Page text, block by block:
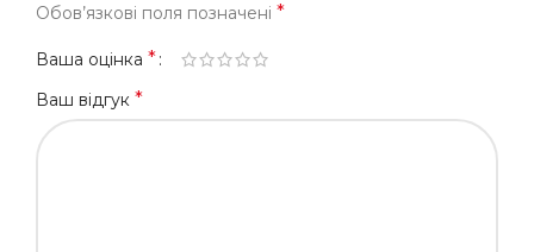
Обов’язкові поля позначені *
Ваша оцінка *
Ваш відгук *